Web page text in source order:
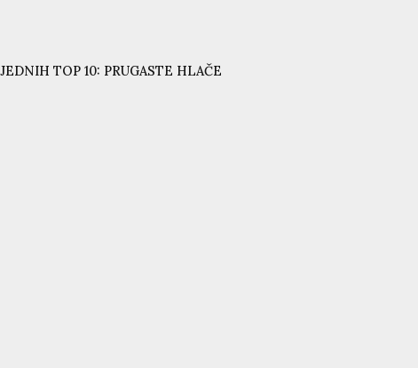
TOP 10: PRUGASTE HLAČE